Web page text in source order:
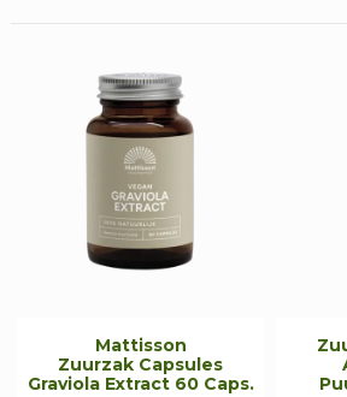
Mattisson
Zuurzak Capsules
Graviola Extract 60 Caps.